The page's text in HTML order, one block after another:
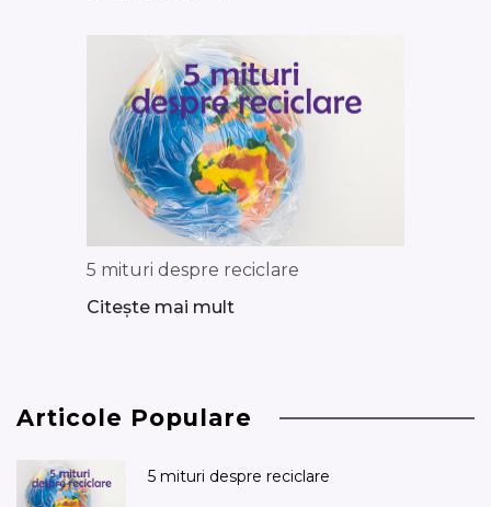
5 mituri despre reciclare
Citește mai mult
Articole Populare
5 mituri despre reciclare